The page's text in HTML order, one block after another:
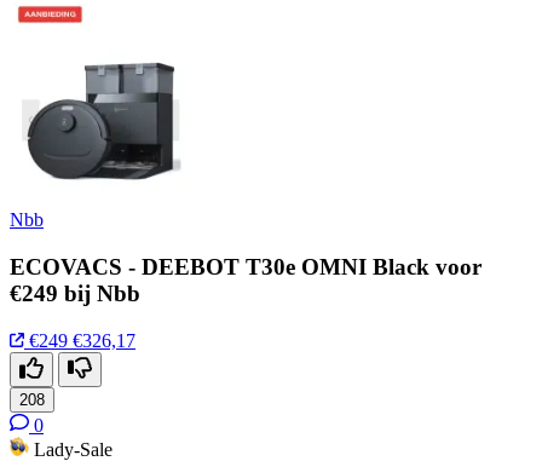
Nbb
ECOVACS - DEEBOT T30e OMNI Black voor
€249 bij Nbb
€249 €326,17
208
0
Lady-Sale